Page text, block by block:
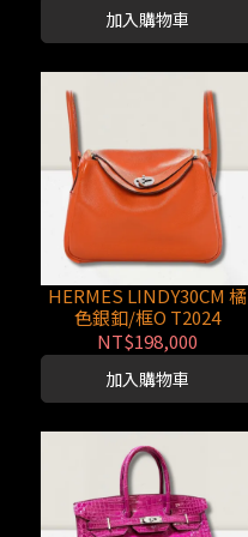
加入購物車
HERMES LINDY30CM 橘
色銀釦/框O T2024
NT$198,000
加入購物車